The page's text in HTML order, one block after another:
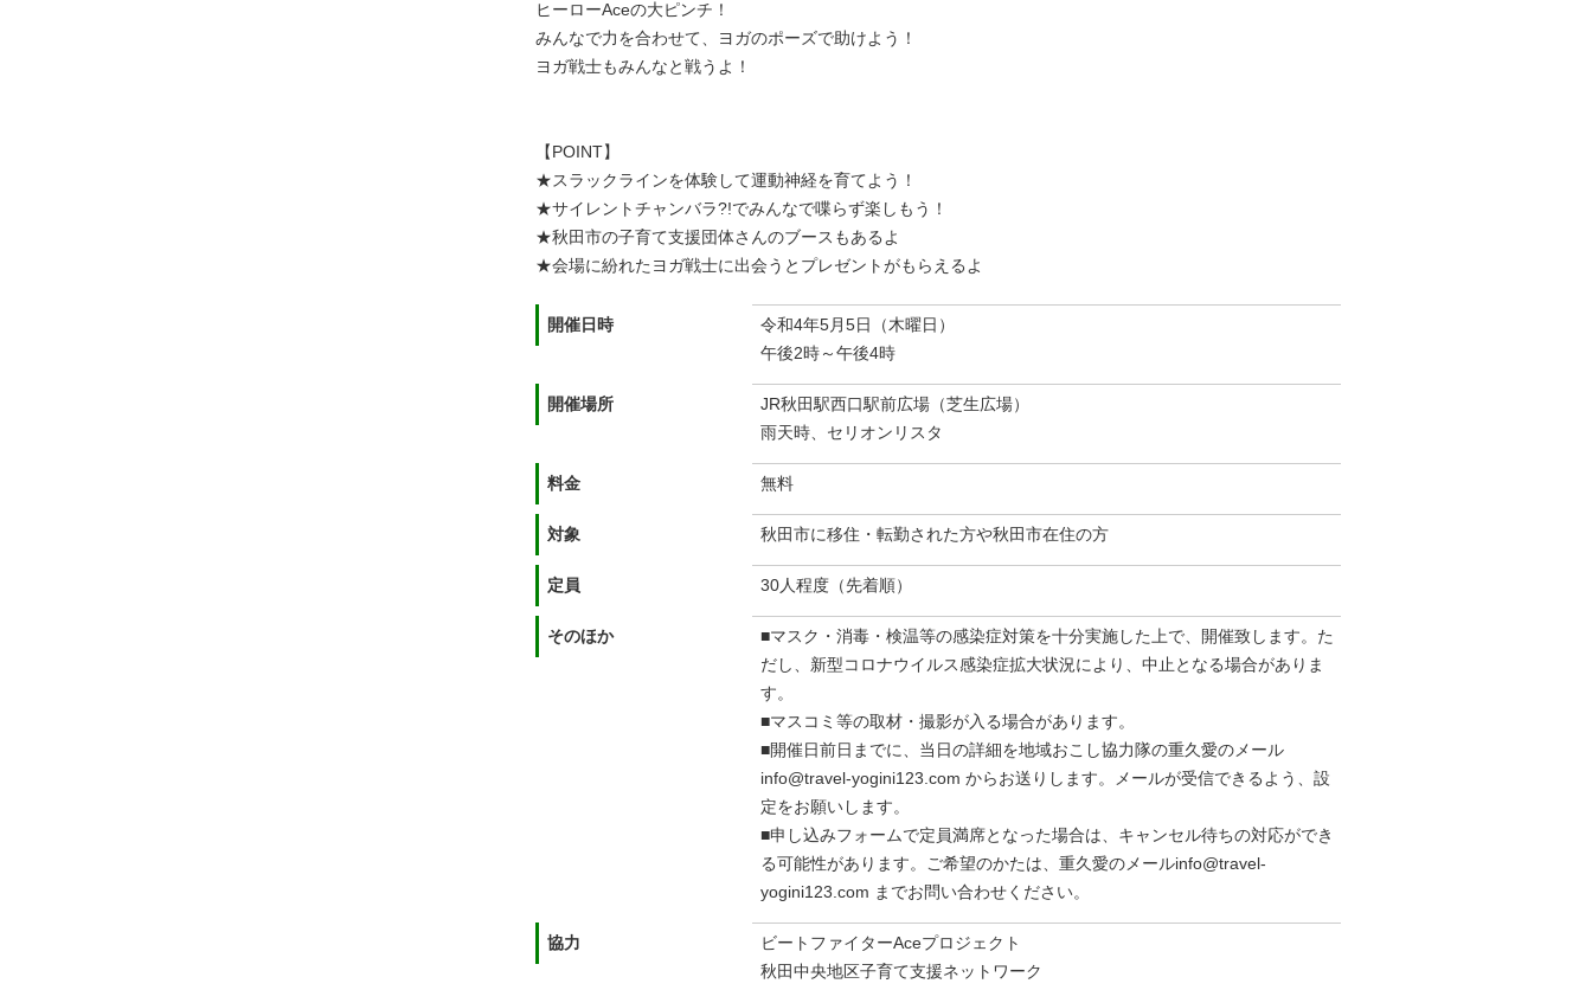
ヒーローAceの大ピンチ！
みんなで力を合わせて、ヨガのポーズで助けよう！
ヨガ戦士もみんなと戦うよ！
【POINT】
★スラックラインを体験して運動神経を育てよう！
★サイレントチャンバラ?!でみんなで喋らず楽しもう！
★秋田市の子育て支援団体さんのブースもあるよ
★会場に紛れたヨガ戦士に出会うとプレゼントがもらえるよ
開催日時
令和4年5月5日（木曜日）
午後2時～午後4時
開催場所
JR秋田駅西口駅前広場（芝生広場）
雨天時、セリオンリスタ
料金 無料
対象 秋田市に移住・転勤された方や秋田市在住の方
定員 30人程度（先着順）
そのほか
■マスク・消毒・検温等の感染症対策を十分実施した上で、開催致します。た
だし、新型コロナウイルス感染症拡大状況により、中止となる場合がありま
す。
■マスコミ等の取材・撮影が入る場合があります。
■開催日前日までに、当日の詳細を地域おこし協力隊の重久愛のメール
info@travel-yogini123.com からお送りします。メールが受信できるよう、設
定をお願いします。
■申し込みフォームで定員満席となった場合は、キャンセル待ちの対応ができ
る可能性があります。ご希望のかたは、重久愛のメールinfo@travel-
yogini123.com までお問い合わせください。
協力
ビートファイターAceプロジェクト
秋田中央地区子育て支援ネットワーク